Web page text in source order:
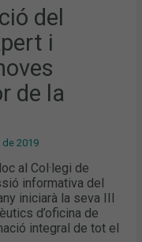
del
i
de la
2019
al Col·legi de
informativa del
iniciarà la seva III
d’oficina de
integral de tot el